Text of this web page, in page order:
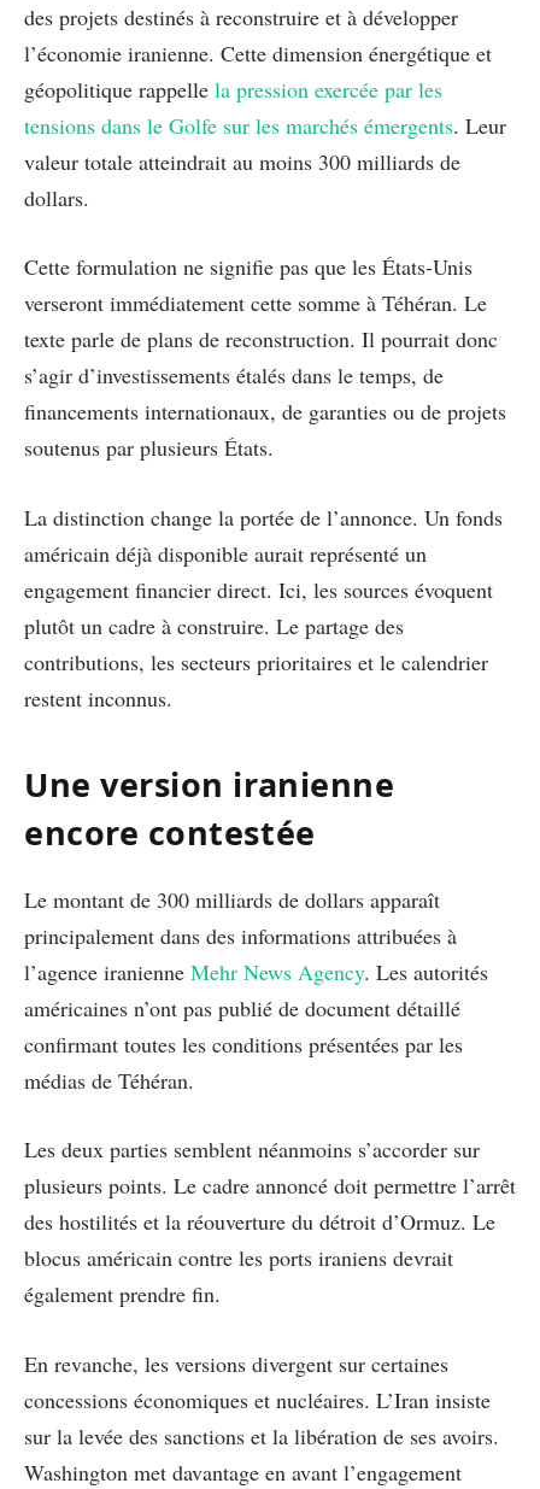
des projets destinés à reconstruire et à développer
l’économie iranienne. Cette dimension énergétique et
géopolitique rappelle la pression exercée par les
tensions dans le Golfe sur les marchés émergents. Leur
valeur totale atteindrait au moins 300 milliards de
dollars.
Cette formulation ne signifie pas que les États-Unis
verseront immédiatement cette somme à Téhéran. Le
texte parle de plans de reconstruction. Il pourrait donc
s’agir d’investissements étalés dans le temps, de
financements internationaux, de garanties ou de projets
soutenus par plusieurs États.
La distinction change la portée de l’annonce. Un fonds
américain déjà disponible aurait représenté un
engagement financier direct. Ici, les sources évoquent
plutôt un cadre à construire. Le partage des
contributions, les secteurs prioritaires et le calendrier
restent inconnus.
Une version iranienne
encore contestée
Le montant de 300 milliards de dollars apparaît
principalement dans des informations attribuées à
l’agence iranienne Mehr News Agency. Les autorités
américaines n’ont pas publié de document détaillé
confirmant toutes les conditions présentées par les
médias de Téhéran.
Les deux parties semblent néanmoins s’accorder sur
plusieurs points. Le cadre annoncé doit permettre l’arrêt
des hostilités et la réouverture du détroit d’Ormuz. Le
blocus américain contre les ports iraniens devrait
également prendre fin.
En revanche, les versions divergent sur certaines
concessions économiques et nucléaires. L’Iran insiste
sur la levée des sanctions et la libération de ses avoirs.
Washington met davantage en avant l’engagement